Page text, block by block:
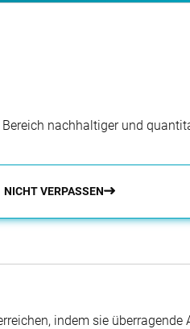
nachhaltiger und
NICHT VERPASSEN
indem sie